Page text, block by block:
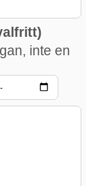
inte en